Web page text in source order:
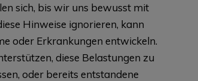
sich, bis wir uns bewusst mit
Hinweise ignorieren, kann
oder Erkrankungen entwickeln.
diese Belastungen zu
oder bereits entstandene